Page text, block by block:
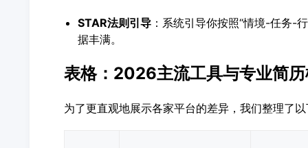
STAR法则 引导：系统引导你按照“情境-任务-
据丰满。
表格：2026主流工具与专业简
为了更直观地展示各家平台的差异，我们整理了